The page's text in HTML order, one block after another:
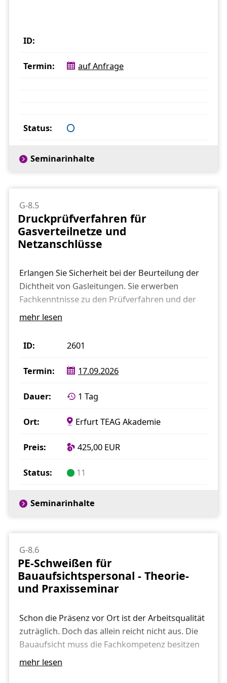
auf Anfrage
Seminarinhalte
G-8.5
Druckprüfverfahren für
Gasverteilnetze und
Netzanschlüsse
Erlangen Sie Sicherheit bei der Beurteilung der
Dichtheit von Gasleitungen. Sie erwerben
Fachkenntnisse zu den Prüfverfahren und der
Gerätetechnik bzw. frischen diese auf. Stärken
Beurteilung und Dokumentation im Rahmen der
Abnahme.
insbesondere G 469 (A) –
Gasverteilung
Gastransport /Gasverteilung (Erweiterung
personelle Anforderungen
Messtechnik, Einsatzbereiche und
Wirkprinzipien
Abnahme und Beurteilung einer Prüfung
Dokumentation
mehr lesen
2601
17.09.2026
1 Tag
Erfurt TEAG Akademie
425,00 EUR
11
Seminarinhalte
G-8.6
PE-Schweißen für
Bauaufsichtspersonal - Theorie-
und Praxisseminar
Schon die Präsenz vor Ort ist der Arbeitsqualität
zuträglich. Doch das allein reicht nicht aus. Die
Bauaufsicht muss die Fachkompetenz besitzen
und in der Lage sein, diese zu zeigen. Unser
mehr lesen